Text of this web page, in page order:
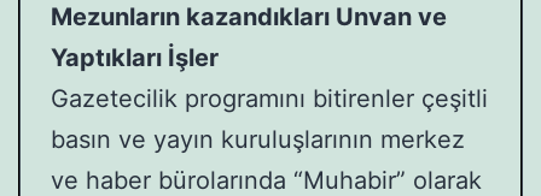
Mezunların kazandıkları Unvan ve
Yaptıkları İşler
Gazetecilik programını bitirenler çeşitli
basın ve yayın kuruluşlarının merkez
ve haber bürolarında “Muhabir” olarak